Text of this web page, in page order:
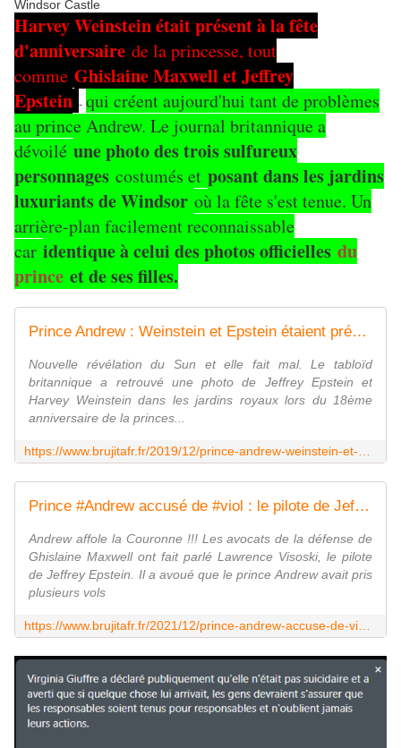
Harvey Weinstein était présent à la fête
d'anniversaire de la princesse, tout
comme Ghislaine Maxwell et Jeffrey
Epstein - qui créent aujourd'hui tant de problèmes
au prince Andrew. Le journal britannique a
dévoilé une photo des trois sulfureux
personnages costumés et posant dans les jardins
luxuriants de Windsor où la fête s'est tenue. Un
arrière-plan facilement reconnaissable
car identique à celui des photos officielles du
prince et de ses filles.
Prince Andrew : Weinstein et Epstein étaient présents au 18ème anniversaire de sa fille Beatrice - MOINS de BIENS PLUS de LIENS
Nouvelle révélation du Sun et elle fait mal. Le tabloïd
britannique a retrouvé une photo de Jeffrey Epstein et
Harvey Weinstein dans les jardins royaux lors du 18ème
anniversaire de la princes...
Prince #Andrew accusé de #viol : le pilote de Jeffrey #Epstein témoigne, et ça ne va pas arranger ses affaires - MOINS de BIENS PLUS de LIENS
Andrew affole la Couronne !!! Les avocats de la défense de
Ghislaine Maxwell ont fait parlé Lawrence Visoski, le pilote
de Jeffrey Epstein. Il a avoué que le prince Andrew avait pris
plusieurs vols